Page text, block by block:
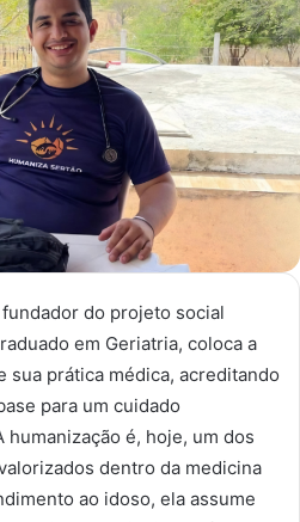
do projeto social
em Geriatria, coloca a
sua prática médica, acreditando
para um cuidado
é, hoje, um dos
dentro da medicina
ao idoso, ela assume